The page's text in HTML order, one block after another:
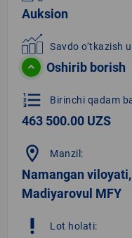
Auksion
Savdo o‘tkazish
Oshirib borish
format_list_numbered Birinchi qadam
463 500.00 UZS
location_on Manzil:
Namangan
Madiyarovul MFY
priority_high Lot holati: